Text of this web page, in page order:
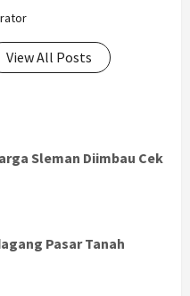
View All Posts
Sleman Diimbau Cek
Pasar Tanah